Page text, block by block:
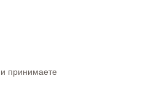
и принимаете